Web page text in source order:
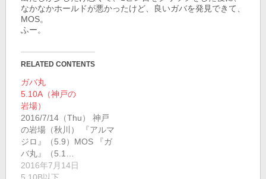
なかなかホールドが悪かったけど、良いガバを発見できて、
MOS。
ふー。
RELATED CONTENTS
ガバ丸
5.10A（神戸の
岩場）
2016/7/14（Thu） 神戸
の岩場（秋川） 『アルマ
ジロ』（5.9）MOS 『ガ
バ丸』（5.1…
2016年7月14日